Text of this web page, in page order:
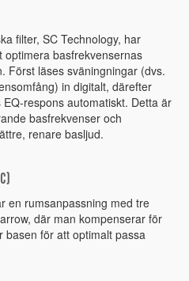
filter, SC Technology, har
basfrekvensernas
Först läses sväningningar (dvs.
in digitalt, därefter
respons automatiskt. Detta är
basfrekvenser och
renare basljud.
en rumsanpassning med tre
där man kompenserar för
basen för att optimalt passa